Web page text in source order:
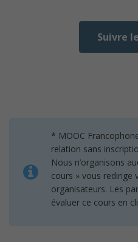
Suivre
* MOOC
relation sans
Nous n’organisons
cours » vous redirige
organisateurs. Les
évaluer ce cours en